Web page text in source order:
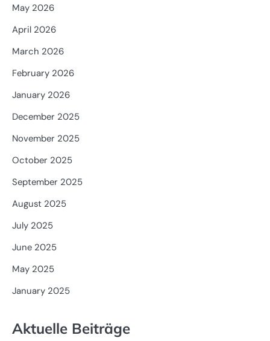
May 2026
April 2026
March 2026
February 2026
January 2026
December 2025
November 2025
October 2025
September 2025
August 2025
July 2025
June 2025
May 2025
January 2025
Aktuelle Beiträge